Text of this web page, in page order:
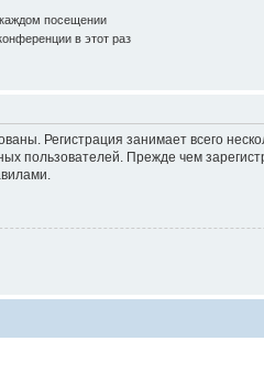
посещении
в этот раз
Регистрация занимает всего
пользователей. Прежде чем